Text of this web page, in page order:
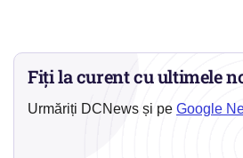
Fiți la curent cu ultimele
Urmăriți DCNews și pe Google